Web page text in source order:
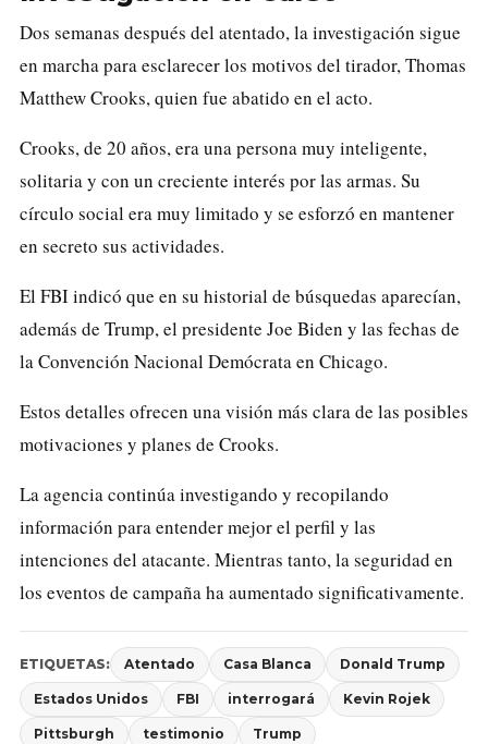
Dos semanas después del atentado, la investigación sigue
en marcha para esclarecer los motivos del tirador, Thomas
Matthew Crooks, quien fue abatido en el acto.
Crooks, de 20 años, era una persona muy inteligente,
solitaria y con un creciente interés por las armas. Su
círculo social era muy limitado y se esforzó en mantener
en secreto sus actividades.
El FBI indicó que en su historial de búsquedas aparecían,
además de Trump, el presidente Joe Biden y las fechas de
la Convención Nacional Demócrata en Chicago.
Estos detalles ofrecen una visión más clara de las posibles
motivaciones y planes de Crooks.
La agencia continúa investigando y recopilando
información para entender mejor el perfil y las
intenciones del atacante. Mientras tanto, la seguridad en
los eventos de campaña ha aumentado significativamente.
ETIQUETAS: Atentado Casa Blanca Donald Trump
Estados Unidos FBI interrogará Kevin Rojek
Pittsburgh testimonio Trump